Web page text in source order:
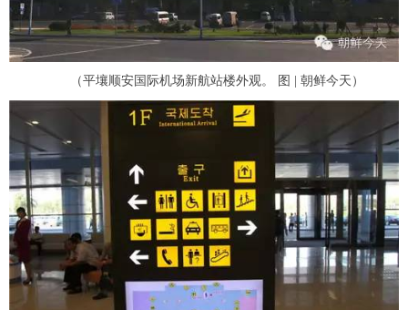
（平壤顺安国际机场新航站楼外观。 图 | 朝鲜今天）